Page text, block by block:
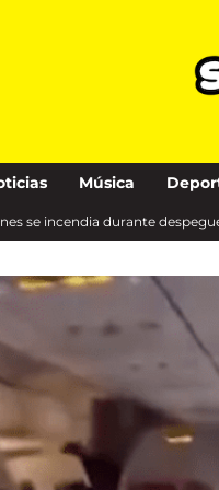
Música
se incendia durante